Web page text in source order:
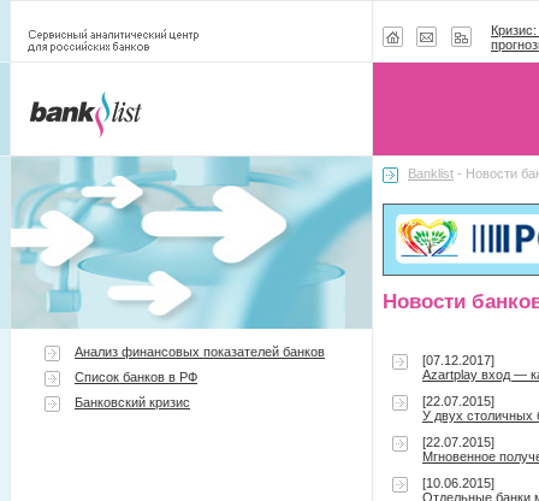
Анализ финансовых показателей банков
Список банков в РФ
Банковский кризис
Banklist - Новости
Новости
[07.12.2017]
Azartplay вход —
[22.07.2015]
У двух столичных
[22.07.2015]
Мгновенное
[10.06.2015]
Отдельные банки